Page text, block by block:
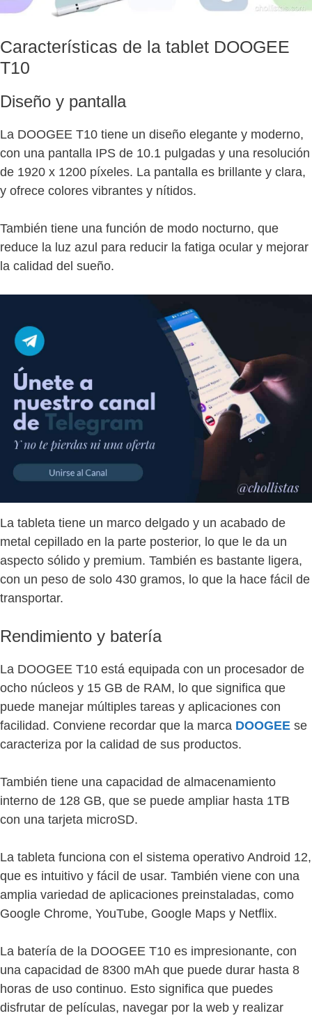
Características de la tablet DOOGEE
T10
Diseño y pantalla
La DOOGEE T10 tiene un diseño elegante y moderno,
con una pantalla IPS de 10.1 pulgadas y una resolución
de 1920 x 1200 píxeles. La pantalla es brillante y clara,
y ofrece colores vibrantes y nítidos.
También tiene una función de modo nocturno, que
reduce la luz azul para reducir la fatiga ocular y mejorar
la calidad del sueño.
La tableta tiene un marco delgado y un acabado de
metal cepillado en la parte posterior, lo que le da un
aspecto sólido y premium. También es bastante ligera,
con un peso de solo 430 gramos, lo que la hace fácil de
transportar.
Rendimiento y batería
La DOOGEE T10 está equipada con un procesador de
ocho núcleos y 15 GB de RAM, lo que significa que
puede manejar múltiples tareas y aplicaciones con
facilidad. Conviene recordar que la marca DOOGEE se
caracteriza por la calidad de sus productos.
También tiene una capacidad de almacenamiento
interno de 128 GB, que se puede ampliar hasta 1TB
con una tarjeta microSD.
La tableta funciona con el sistema operativo Android 12,
que es intuitivo y fácil de usar. También viene con una
amplia variedad de aplicaciones preinstaladas, como
Google Chrome, YouTube, Google Maps y Netflix.
La batería de la DOOGEE T10 es impresionante, con
una capacidad de 8300 mAh que puede durar hasta 8
horas de uso continuo. Esto significa que puedes
disfrutar de películas, navegar por la web y realizar